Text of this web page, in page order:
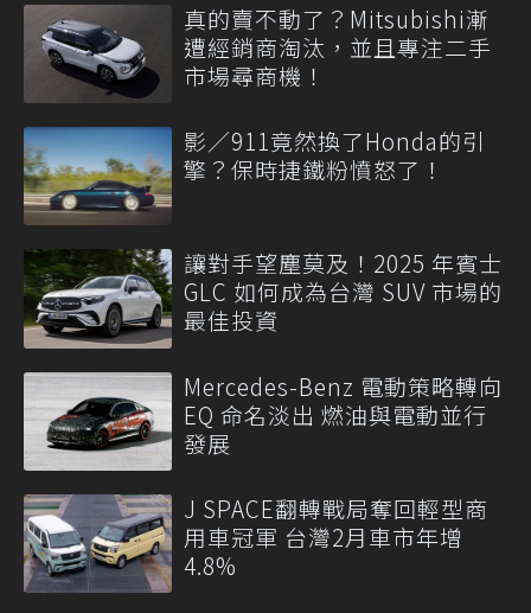
真的賣不動了？Mitsubishi漸
遭經銷商淘汰，並且專注二手
市場尋商機！
影／911竟然換了Honda的引
擎？保時捷鐵粉憤怒了！
讓對手望塵莫及！2025 年賓士
GLC 如何成為台灣 SUV 市場的
最佳投資
Mercedes-Benz 電動策略轉向
EQ 命名淡出 燃油與電動並行
發展
J SPACE翻轉戰局奪回輕型商
用車冠軍 台灣2月車市年增
4.8%